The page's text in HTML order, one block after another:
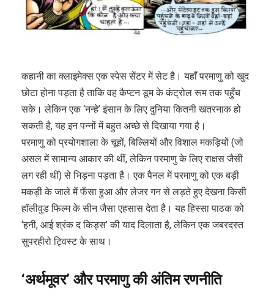
कहानी का क्लाइमेक्स एक स्पेस सेंटर में सेट है। यहाँ परमाणु को खुद
छोटा होना पड़ता है ताकि वह कैप्टन डूम के कंट्रोल रूम तक पहुँच
सके। लेकिन एक ‘नन्हे’ इंसान के लिए दुनिया कितनी खतरनाक हो
सकती है, यह इन पन्नों में बहुत अच्छे से दिखाया गया है।
परमाणु को प्रयोगशाला के चूहों, बिल्लियों और विशाल मकड़ियों (जो
असल में सामान्य आकार की थीं, लेकिन परमाणु के लिए राक्षस जैसी
लग रही थीं) से भिड़ना पड़ता है। एक पैनल में परमाणु को एक बड़ी
मकड़ी के जाले में फँसा हुआ और लेजर गन से लड़ते हुए देखना किसी
हॉलीवुड फिल्म के सीन जैसा एहसास देता है। यह हिस्सा पाठक को
‘हनी, आई श्रंक द किड्स’ की याद दिलाता है, लेकिन एक जबरदस्त
सुपरहीरो ट्विस्ट के साथ।
‘अर्थमूवर’ और परमाणु की अंतिम रणनीति